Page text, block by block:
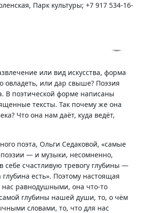
Парк культуры; +7 917 534-16-
или вид искусства, форма
овладеть, или дар свыше? Поэзия
В поэтической форме написаны
тексты. Так почему же она
Что она нам даёт, куда ведёт,
поэта, Ольги Седаковой, «самые
— и музыки, несомненно,
себе счастливую тревогу глубины —
глубина есть». Поэтому настоящая
нас равнодушными, она что-то
глубины нашей души, то, о чём
словами, то, что для нас